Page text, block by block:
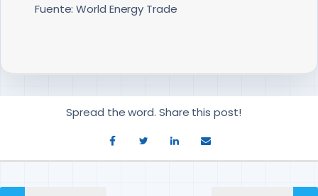
Fuente: World Energy Trade
Spread the word. Share this post!